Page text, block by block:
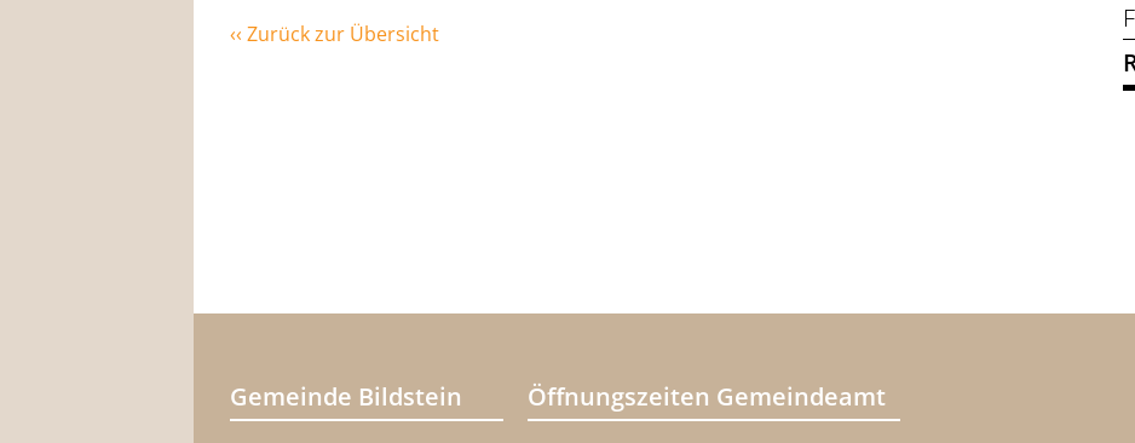
‹‹ Zurück zur Übersicht
Gemeinde Bildstein Öffnungszeiten Gemeindeamt